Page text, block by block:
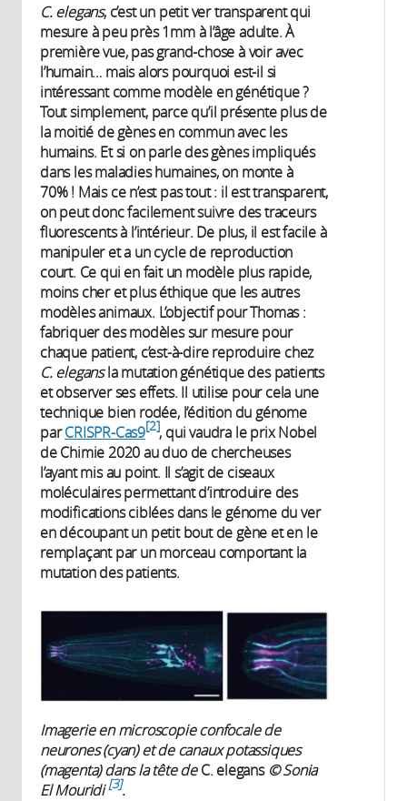
C. elegans, c’est un petit ver transparent qui
mesure à peu près 1mm à l’âge adulte. À
première vue, pas grand-chose à voir avec
l’humain… mais alors pourquoi est-il si
intéressant comme modèle en génétique ?
Tout simplement, parce qu’il présente plus de
la moitié de gènes en commun avec les
humains. Et si on parle des gènes impliqués
dans les maladies humaines, on monte à
70% ! Mais ce n’est pas tout : il est transparent,
on peut donc facilement suivre des traceurs
fluorescents à l’intérieur. De plus, il est facile à
manipuler et a un cycle de reproduction
court. Ce qui en fait un modèle plus rapide,
moins cher et plus éthique que les autres
modèles animaux. L’objectif pour Thomas :
fabriquer des modèles sur mesure pour
chaque patient, c’est-à-dire reproduire chez
C. elegansla mutation génétique des patients
et observer ses effets. Il utilise pour cela une
technique bien rodée, l’édition du génome
parCRISPR-Cas9 2 , qui vaudra le prix Nobel
de Chimie 2020 au duo de chercheuses
l’ayant mis au point. Il s’agit de ciseaux
moléculaires permettant d’introduire des
modifications ciblées dans le génome du ver
en découpant un petit bout de gène et en le
remplaçant par un morceau comportant la
mutation des patients.
Imagerie en microscopie confocale de
neurones (cyan) et de canaux potassiques
(magenta) dans la tête deC. elegans© Sonia
El Mouridi 3 .